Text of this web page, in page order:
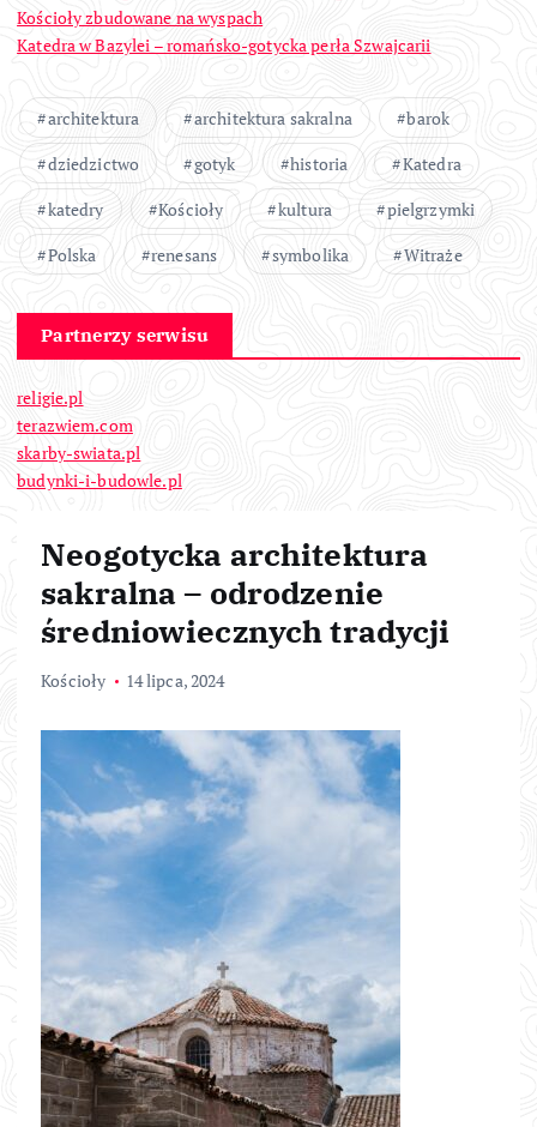
Kościoły zbudowane na wyspach
Katedra w Bazylei – romańsko-gotycka perła Szwajcarii
architektura architektura sakralna
barok
dziedzictwo
gotyk historia
Katedra
katedry
Kościoły kultura
pielgrzymki
Polska
renesans symbolika Witraże
Partnerzy serwisu
religie.pl
terazwiem.com
skarby-swiata.pl
budynki-i-budowle.pl
Neogotycka architektura
sakralna – odrodzenie
średniowiecznych tradycji
Kościoły 14 lipca, 2024